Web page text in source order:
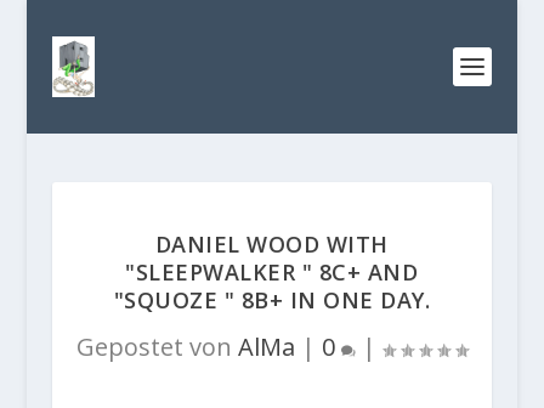
DANIEL WOOD WITH
"SLEEPWALKER " 8C+ AND
"SQUOZE " 8B+ IN ONE DAY.
Gepostet von AlMa | 0 |